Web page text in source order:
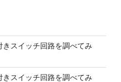
スイッチ回路を調べてみ
スイッチ回路を調べてみ